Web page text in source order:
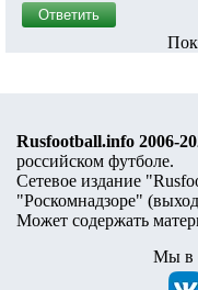
Rusfootball.info 2006-
российском футболе.
Сетевое издание
"Роскомнадзоре" (
Может содержать
Мы в